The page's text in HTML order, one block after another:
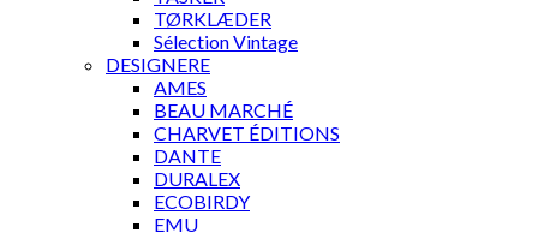
TØRKLÆDER
Sélection Vintage
DESIGNERE
AMES
BEAU MARCHÉ
CHARVET ÉDITIONS
DANTE
DURALEX
ECOBIRDY
EMU